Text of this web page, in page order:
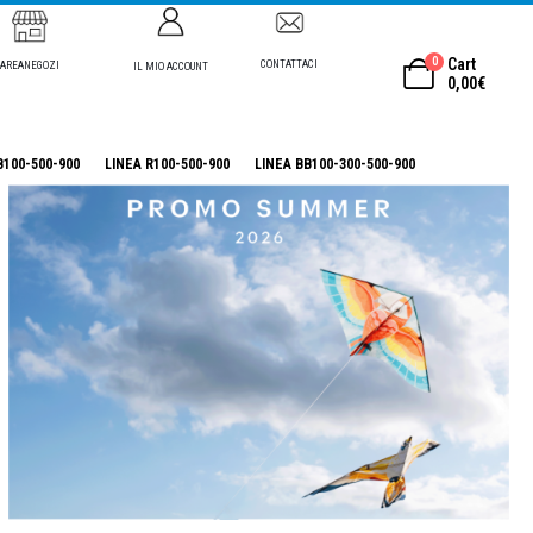
AREANEGOZI IL MIO ACCOUNT CONTATTACI 0
Cart
0,00€
500-900 LINEA R100-500-900 LINEA BB100-300-500-900